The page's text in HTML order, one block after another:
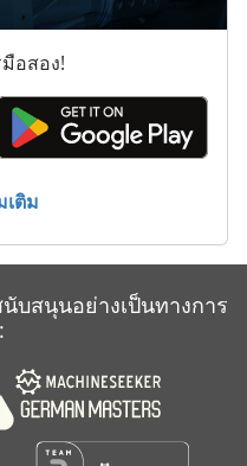
อสอง!
ติม
บสนุนอย่างเป็นทางการ